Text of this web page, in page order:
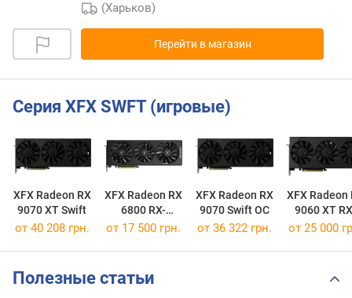
(Харьков)
Перейти в магазин
Серия XFX SWFT (игровые)
XFX Radeon RX
9070 XT Swift
XFX Radeon RX
6800 RX-
68XLAQFD9
XFX Radeon RX
9070 Swift OC
XFX Radeon
9060 XT
от 40 208 грн. от 17 500 грн. от 36 322 грн. от 25 000
Полезные статьи